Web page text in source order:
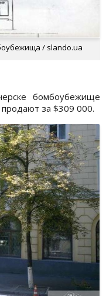
/ slando.ua
бомбоубежище
за $309 000.